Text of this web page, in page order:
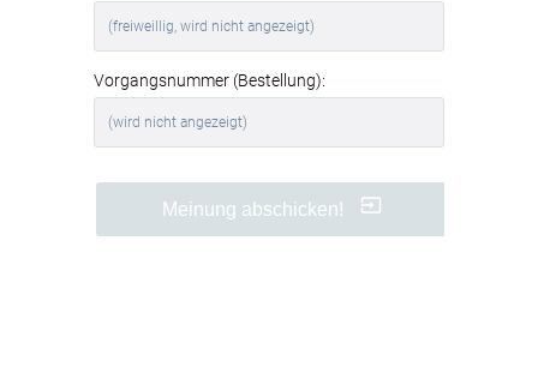
Vorgangsnummer (Bestellung):
Meinung abschicken!